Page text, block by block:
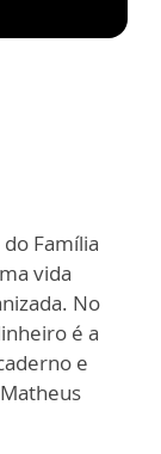
Família
vida
No
é a
e